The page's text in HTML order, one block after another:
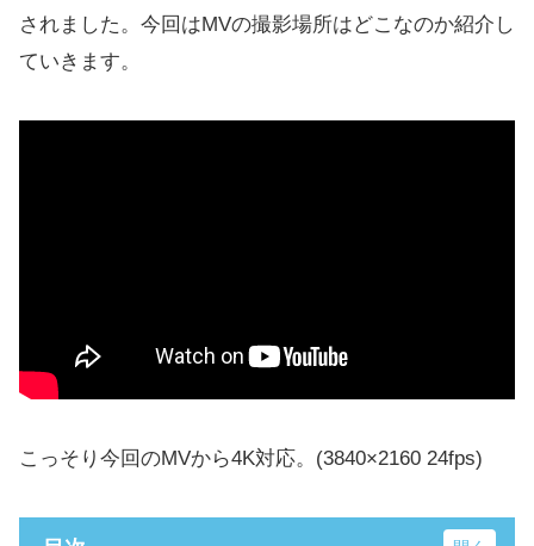
されました。今回はMVの撮影場所はどこなのか紹介し
ていきます。
こっそり今回のMVから4K対応。(3840×2160 24fps)